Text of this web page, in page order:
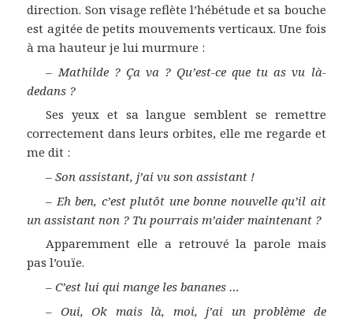
direction. Son visage reflète l’hébétude et sa bouche
est agitée de petits mouvements verticaux. Une fois
à ma hauteur je lui murmure :
– Mathilde ? Ça va ? Qu’est-ce que tu as vu là-
dedans ?
Ses yeux et sa langue semblent se remettre
correctement dans leurs orbites, elle me regarde et
me dit :
–Son assistant, j’ai vu son assistant !
– Eh ben, c’est plutôt une bonne nouvelle qu’il ait
un assistant non ? Tu pourrais m’aider maintenant ?
Apparemment elle a retrouvé la parole mais
pas l’ouïe.
–C’est lui qui mange les bananes …
– Oui, Ok mais là, moi, j’ai un problème de